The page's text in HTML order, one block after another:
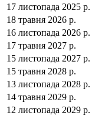
17 листопада 2025 р.
18 травня 2026 р.
16 листопада 2026 р.
17 травня 2027 р.
15 листопада 2027 р.
15 травня 2028 р.
13 листопада 2028 р.
14 травня 2029 р.
12 листопада 2029 р.